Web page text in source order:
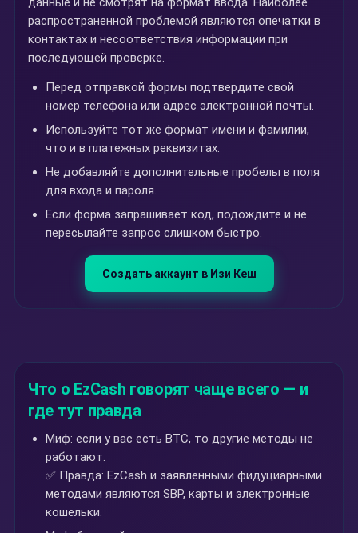
распространенной проблемой являются опечатки в
контактах и несоответствия информации при
последующей проверке.
Перед отправкой формы подтвердите свой
номер телефона или адрес электронной почты.
Используйте тот же формат имени и фамилии,
что и в платежных реквизитах.
Не добавляйте дополнительные пробелы в поля
для входа и пароля.
Если форма запрашивает код, подождите и не
пересылайте запрос слишком быстро.
Создать аккаунт в Изи Кеш
Что о EzCash говорят чаще всего — и
где тут правда
Миф: если у вас есть BTC, то другие методы не
работают.
✅ Правда: EzCash и заявленными фидуциарными
методами являются SBP, карты и электронные
кошельки.